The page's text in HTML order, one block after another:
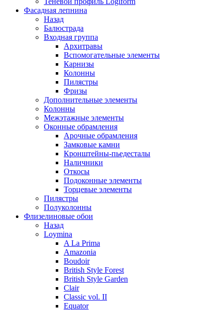
Фасадная лепнина
Назад
Балюстрада
Входная группа
Архитравы
Вспомогательные элементы
Карнизы
Колонны
Пилястры
Фризы
Дополнительные элементы
Колонны
Межэтажные элементы
Оконные обрамления
Арочные обрамления
Замковые камни
Кронштейны-пьедесталы
Наличники
Откосы
Подоконные элементы
Торцевые элементы
Пилястры
Полуколонны
Флизелиновые обои
Назад
Loymina
A La Prima
Amazonia
Boudoir
British Style Forest
British Style Garden
Clair
Classic vol. II
Equator